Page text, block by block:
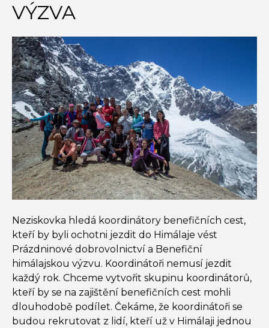
VÝZVA
Neziskovka hledá koordinátory benefičních cest,
kteří by byli ochotni jezdit do Himálaje vést
Prázdninové dobrovolnictví a Benefiční
himálajskou výzvu. Koordinátoři nemusí jezdit
každý rok. Chceme vytvořit skupinu koordinátorů,
kteří by se na zajištění benefičních cest mohli
dlouhodobě podílet. Čekáme, že koordinátoři se
budou rekrutovat z lidí, kteří už v Himálaji jednou